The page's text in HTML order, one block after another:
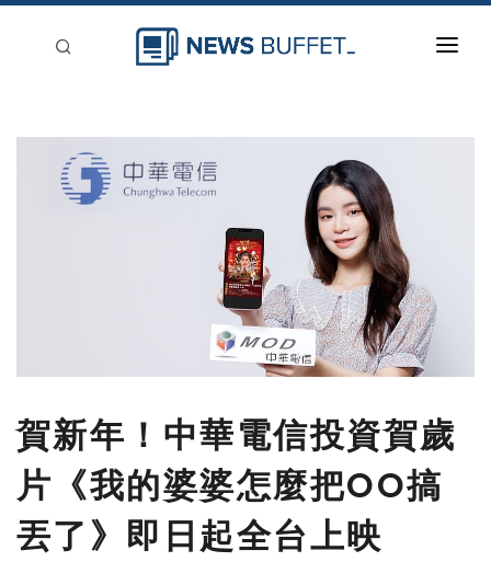
新聞稿分類
登入
賀新年！中華電信投資賀歲
片《我的婆婆怎麼把OO搞
丟了》即日起全台上映